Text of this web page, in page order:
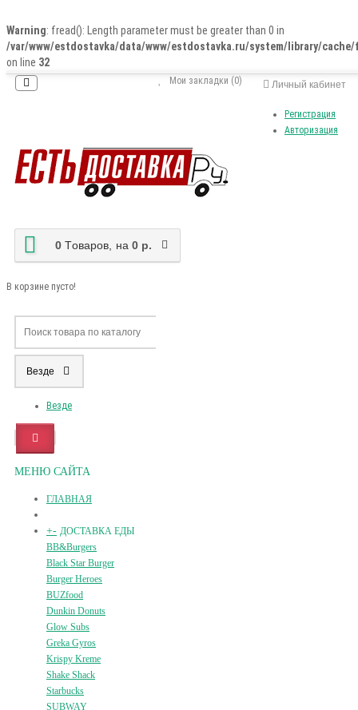
Warning: fread(): Length parameter must be greater than 0 in
/var/www/estdostavka/data/www/estdostavka.ru/system/library/cache/
on line 32
Личный кабинет
Регистрация
Авторизация
Мои закладки (0)
0 Tоваров, на 0 р.
В корзине пусто!
Везде
Везде
МЕНЮ САЙТА
ГЛАВНАЯ
+- ДОСТАВКА ЕДЫ
BB&Burgers
Black Star Burger
Burger Heroes
BUZfood
Dunkin Donuts
Glow Subs
Greka Gyros
Krispy Kreme
Shake Shack
Starbucks
SUBWAY